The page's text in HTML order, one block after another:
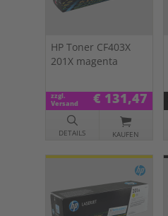
HP Toner CF403X
201X magenta
zzgl.
Versand
€ 131,47
DETAILS KAUFEN